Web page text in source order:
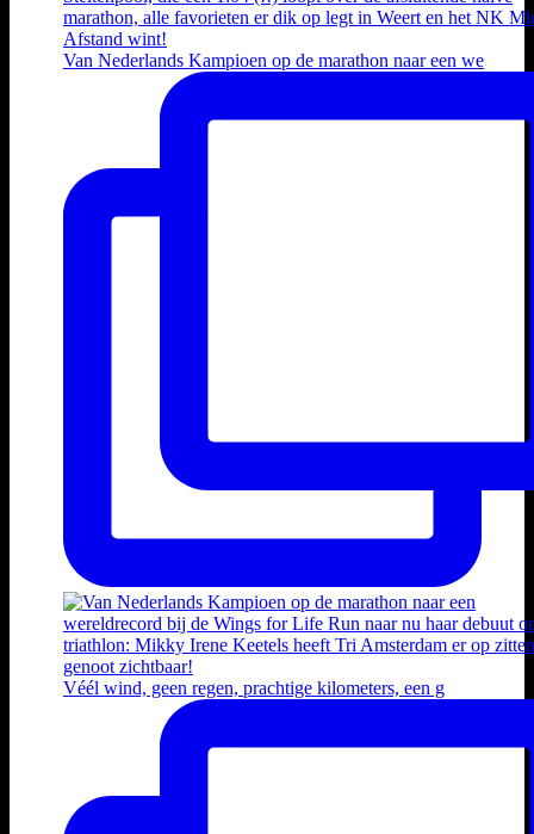
Van Nederlands Kampioen op de marathon naar een we
Véél wind, geen regen, prachtige kilometers, een g